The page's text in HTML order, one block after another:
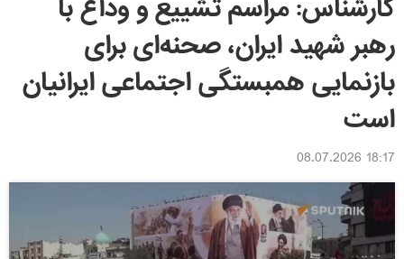
رهبر شهید ایران، صحنه‌ای برای
بازنمایی همبستگی اجتماعی ایرانیان
است
18:17 08.07.2026